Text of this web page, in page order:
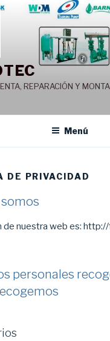
REPARACIÓN Y
Menú
DE PRIVACIDAD
de nuestra web es:
personales